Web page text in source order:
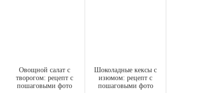
Овощной салат с
творогом: рецепт с
пошаговыми фото
Шоколадные кексы с
изюмом: рецепт с
пошаговыми фото